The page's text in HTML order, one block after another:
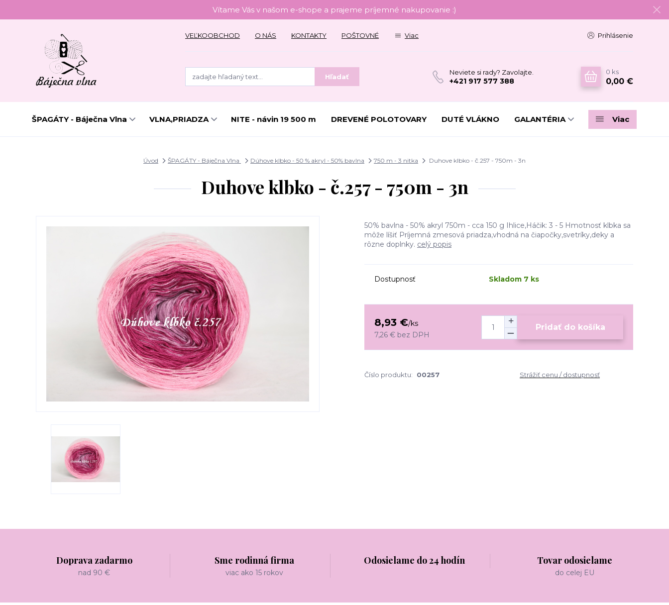
Vítame Vás v našom e-shope a prajeme príjemné nakupovanie :)
VEĽKOOBCHOD O NÁS KONTAKTY POŠTOVNÉ Viac Prihlásenie
Hľadať
Neviete si rady? Zavolajte.
+421 917 577 388
0 ks
0,00 €
ŠPAGÁTY - Báječna Vlna VLNA,PRIADZA NITE - návin 19 500 m DREVENÉ POLOTOVARY DUTÉ VLÁKNO GALANTÉRIA Viac
Úvod ŠPAGÁTY - Báječna Vlna Dúhove klbko - 50 % akryl - 50% bavlna 750 m - 3 nitka Duhove klbko - č.257 - 750m - 3n
Duhove klbko - č.257 - 750m - 3n
50% bavlna - 50% akryl 750m - cca 150 g Ihlice,Háčik: 3 - 5 Hmotnosť klbka sa
môže líšiť Príjemná zmesová priadza,vhodná na čiapočky,svetríky,deky a
rôzne doplnky. celý popis
Dostupnosť Skladom 7 ks
8,93 €/ks
7,26 € bez DPH
Pridať do košíka
Číslo produktu: 00257 Strážiť cenu / dostupnosť
Doprava zadarmo
nad 90 €
Sme rodinná firma
viac ako 15 rokov
Odosielame do 24 hodín Tovar odosielame
do celej EU